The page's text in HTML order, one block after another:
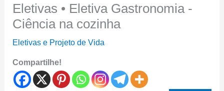
Eletivas • Eletiva Gastronomia -
Ciência na cozinha
Eletivas e Projeto de Vida
Compartilhe!